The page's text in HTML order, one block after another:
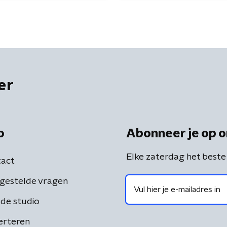
vragen
studio
Abonneer je op
Elke zaterdag het beste